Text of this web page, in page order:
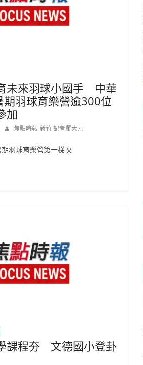
未來羽球小國手 中華
羽球育樂營逾300位
加
焦點時報-新竹 記者羅大元
羽球育樂營第一梯次
課程夯 文德國小登卦